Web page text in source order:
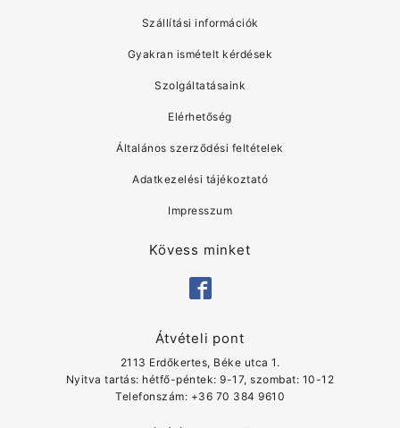
Szállítási információk
Gyakran ismételt kérdések
Szolgáltatásaink
Elérhetőség
Általános szerződési feltételek
Adatkezelési tájékoztató
Impresszum
Kövess minket
Átvételi pont
2113 Erdőkertes, Béke utca 1.
Nyitva tartás: hétfő-péntek: 9-17, szombat: 10-12
Telefonszám: ‭+36 70 384 9610